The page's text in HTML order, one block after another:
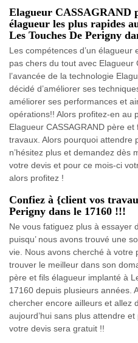
Elagueur CASSAGRAND
élagueur les plus rapides
Les Touches De Perigny
Les compétences d’un
pas chers du tout avec Elagueur
l’avancée de la technologie
décidé d’améliorer ses
améliorer ses performances et
opérations!! Alors profitez-en au
Elagueur CASSAGRAND père
travaux. Alors pourquoi attendre
n’hésitez plus et demandez dès
votre devis et pour ce mois-ci
alors profitez !
Confiez à {client vos
Perigny dans le 17160 !!!
Ne vous fatiguez plus à essayer
puisqu’ nous avons trouvé une
vie. Nous avons cherché à votre
trouver le meilleur dans son
père et fils élagueur implanté à
17160 depuis plusieurs années.
chercher encore ailleurs et allez
aujourd’hui sans plus attendre
votre devis sera gratuit !!